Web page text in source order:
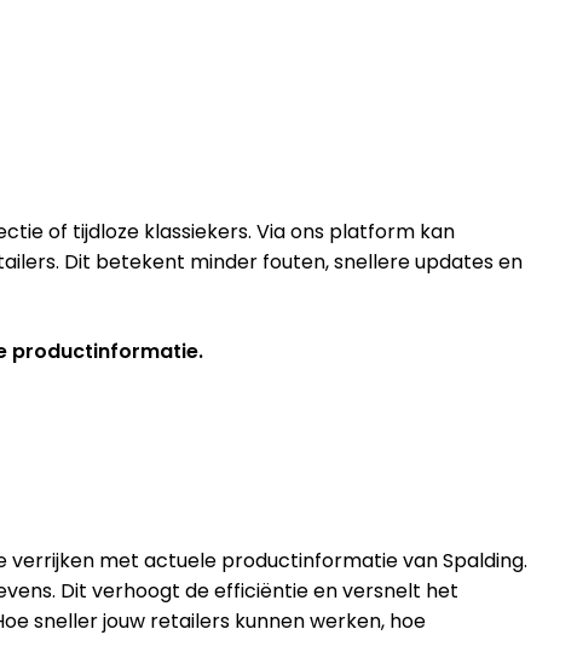
of tijdloze klassiekers. Via ons platform kan
Dit betekent minder fouten, snellere updates en
productinformatie.
verrijken met actuele productinformatie van Spalding.
Dit verhoogt de efficiëntie en versnelt het
sneller jouw retailers kunnen werken, hoe